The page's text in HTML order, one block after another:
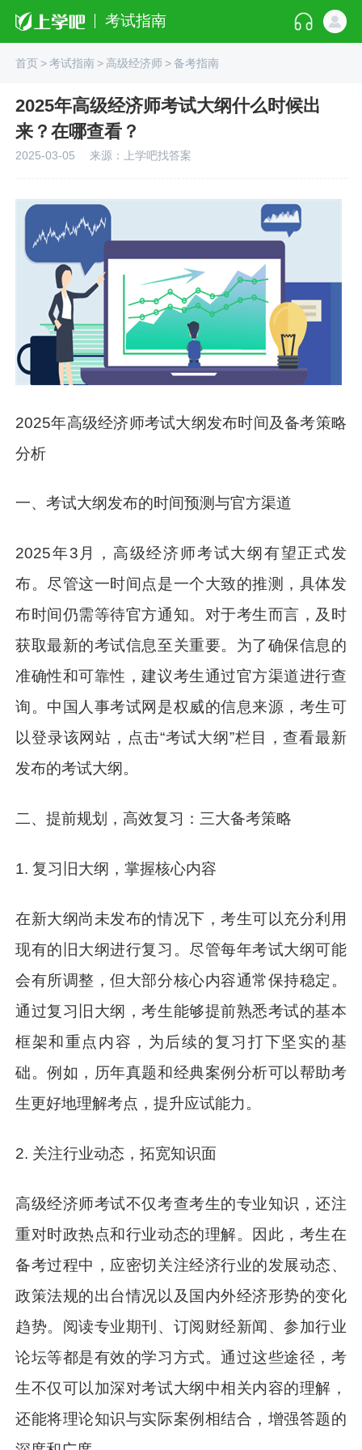
考试指南
首页>考试指南> 高级经济师> 备考指南
2025年高级经济师考试大纲什么时候出
来？在哪查看？
2025-03-05 来源：上学吧找答案
2025年高级经济师考试大纲发布时间及备考策略
分析
一、考试大纲发布的时间预测与官方渠道
2025年3月，高级经济师考试大纲有望正式发
布。尽管这一时间点是一个大致的推测，具体发
布时间仍需等待官方通知。对于考生而言，及时
获取最新的考试信息至关重要。为了确保信息的
准确性和可靠性，建议考生通过官方渠道进行查
询。中国人事考试网是权威的信息来源，考生可
以登录该网站，点击“考试大纲”栏目，查看最新
发布的考试大纲。
二、提前规划，高效复习：三大备考策略
1. 复习旧大纲，掌握核心内容
在新大纲尚未发布的情况下，考生可以充分利用
现有的旧大纲进行复习。尽管每年考试大纲可能
会有所调整，但大部分核心内容通常保持稳定。
通过复习旧大纲，考生能够提前熟悉考试的基本
框架和重点内容，为后续的复习打下坚实的基
础。例如，历年真题和经典案例分析可以帮助考
生更好地理解考点，提升应试能力。
2. 关注行业动态，拓宽知识面
高级经济师考试不仅考查考生的专业知识，还注
重对时政热点和行业动态的理解。因此，考生在
备考过程中，应密切关注经济行业的发展动态、
政策法规的出台情况以及国内外经济形势的变化
趋势。阅读专业期刊、订阅财经新闻、参加行业
论坛等都是有效的学习方式。通过这些途径，考
生不仅可以加深对考试大纲中相关内容的理解，
还能将理论知识与实际案例相结合，增强答题的